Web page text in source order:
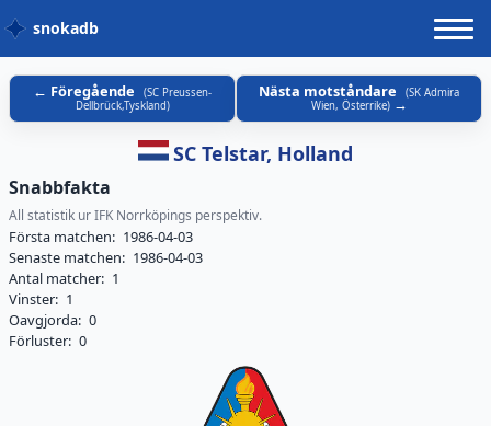
snokadb
Föregående (SC Preussen-
Dellbrück,Tyskland)
Nästa motståndare (SK Admira
Wien, Österrike)
SC Telstar, Holland
Snabbfakta
All statistik ur IFK Norrköpings perspektiv.
Första matchen: 1986-04-03
Senaste matchen: 1986-04-03
Antal matcher: 1
Vinster: 1
Oavgjorda: 0
Förluster: 0